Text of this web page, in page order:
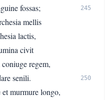
fossas; 245
mellis
lactis,
civit
regem,
senili.
250
murmure longo,